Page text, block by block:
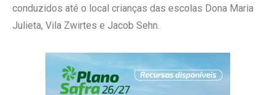
conduzidos até o local crianças das escolas Dona Maria
Julieta, Vila Zwirtes e Jacob Sehn.